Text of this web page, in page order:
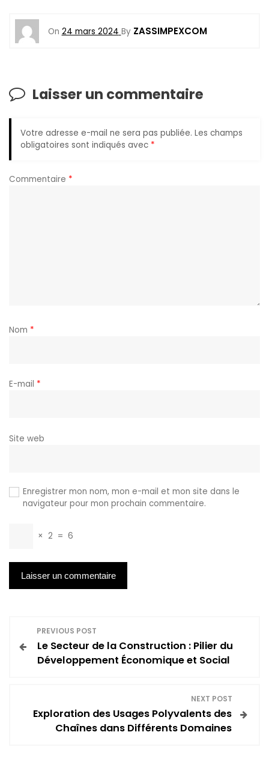
On 24 mars 2024 By ZASSIMPEXCOM
Laisser un commentaire
Votre adresse e-mail ne sera pas publiée. Les champs
obligatoires sont indiqués avec *
Commentaire *
Nom *
E-mail *
Site web
Enregistrer mon nom, mon e-mail et mon site dans le
navigateur pour mon prochain commentaire.
× 2 = 6
a
PREVIOUS POST
Le Secteur de la Construction : Pilier du
Développement Économique et Social
NEXT POST
Exploration des Usages Polyvalents des
Chaînes dans Différents Domaines